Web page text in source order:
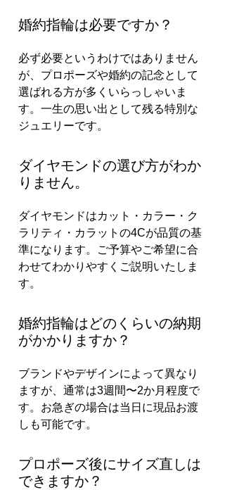
婚約指輪は必要ですか？
必ず必要というわけではありません
が、プロポーズや婚約の記念として
選ばれる方が多くいらっしゃいま
す。一生の思い出として残る特別な
ジュエリーです。
ダイヤモンドの選び方がわか
りません。
ダイヤモンドはカット・カラー・ク
ラリティ・カラットの4Cが品質の基
準になります。ご予算やご希望に合
わせてわかりやすくご説明いたしま
す。
婚約指輪はどのくらいの納期
がかかりますか？
ブランドやデザインによって異なり
ますが、通常は3週間〜2か月程度で
す。お急ぎの場合は当日に現品お渡
しも可能です。
プロポーズ後にサイズ直しは
できますか？